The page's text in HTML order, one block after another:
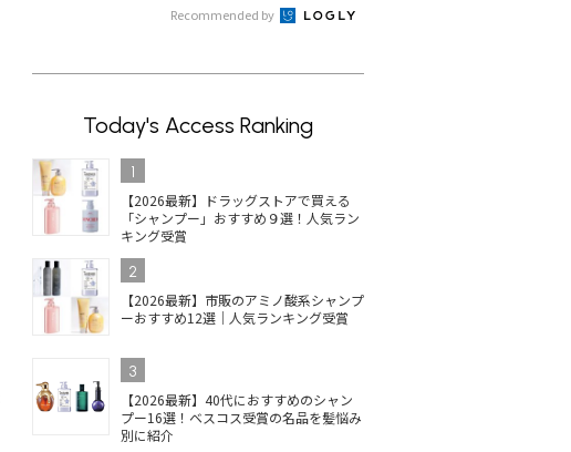
Recommended by
Today's Access Ranking
1
【2026最新】ドラッグストアで買える
「シャンプー」おすすめ９選！人気ラン
キング受賞
2
【2026最新】市販のアミノ酸系シャンプ
ーおすすめ12選｜人気ランキング受賞
3
【2026最新】40代におすすめのシャン
プー16選！ベスコス受賞の名品を髪悩み
別に紹介